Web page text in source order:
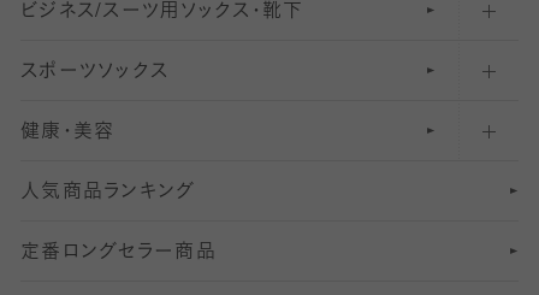
クルーソックス（ふくらはぎ下）
ハイソックス
オーバーニー・ニーハイソックス
61〜80デニールタイツ
81 〜110デニールタイツ
111〜210デニールタイツ
211デニールタイツ以上（防寒・厚手タイツ）
レギンスパンツ（レギパン）
マタニティレギンス
5 分丈
6 分丈レギンス
7 分丈 レギンス
ショートストッキング
結婚式用ストッキング
美脚ストッキング
オールスルーストッキング
ビジネス/スーツ用 ソックス・靴下
匠シリーズ
フレッシャーズ向けソックス・靴下
冠婚葬祭向けソックス・靴下
スーツカジュアルソックス・靴下
スポーツソックス
ランニングソックス・靴下
ゴルフソックス・靴下
サッカー・フットサル用ソックス
健康・美容
インナーソックス
加圧・着圧ソックス
人気商品ランキング
定番ロングセラー商品